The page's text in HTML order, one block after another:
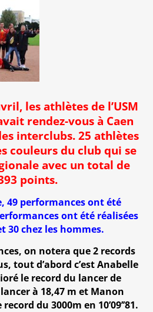
les athlètes de l’USM
rendez-vous à Caen
interclubs. 25 athlètes
couleurs du club qui se
avec un total de
points.
49 performances ont été
ont été réalisées
30 chez les hommes.
on notera que 2 records
tout d’abord c’est Anabelle
le record du lancer de
à 18,47 m et Manon
du 3000m en 10’09’’81.